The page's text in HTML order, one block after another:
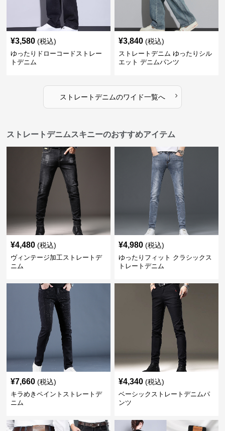
¥3,580 (税込)
ゆったりドローコードストレー
トデニム
¥3,840 (税込)
ストレートデニム ゆったりシル
エット デニムパンツ
ストレートデニムのワイド一覧へ ›
ストレートデニムスキニーのおすすめアイテム
¥4,480 (税込)
ヴィンテージ加工ストレートデ
ニム
¥4,980 (税込)
ゆったりフィット クラシックス
トレートデニム
¥7,660 (税込)
キラめきペイントストレートデ
ニム
¥4,340 (税込)
ベーシックストレートデニムパ
ンツ